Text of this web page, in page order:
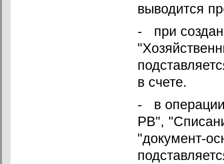
выводится
- при
в счете.
- в
РВ",
"документ-